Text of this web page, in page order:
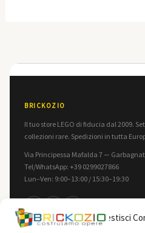
Gestisci
BRICKOZIO
Il tuo store LEGO di fiducia dal 2009.
collezioni rare. Spedizioni in tutta
Via Principessa Mafalda 7 —
Tel/WhatsApp: +39 0299027866
Lun–Ven: 9:00–13:00 / 15:30–19:30